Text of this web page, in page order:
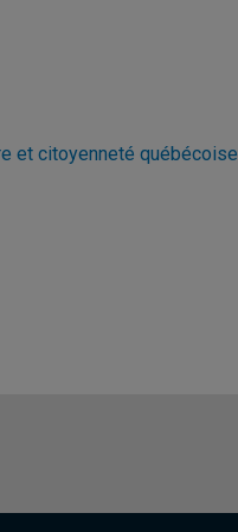
et citoyenneté québécoise